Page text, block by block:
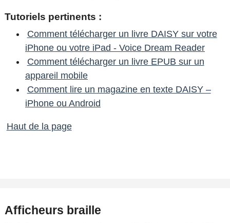
Tutoriels pertinents :
Comment télécharger un livre DAISY sur votre
iPhone ou votre iPad - Voice Dream Reader
Comment télécharger un livre EPUB sur un
appareil mobile
Comment lire un magazine en texte DAISY –
iPhone ou Android
Haut de la page
Afficheurs braille